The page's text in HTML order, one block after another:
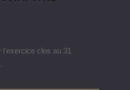
clos au 31